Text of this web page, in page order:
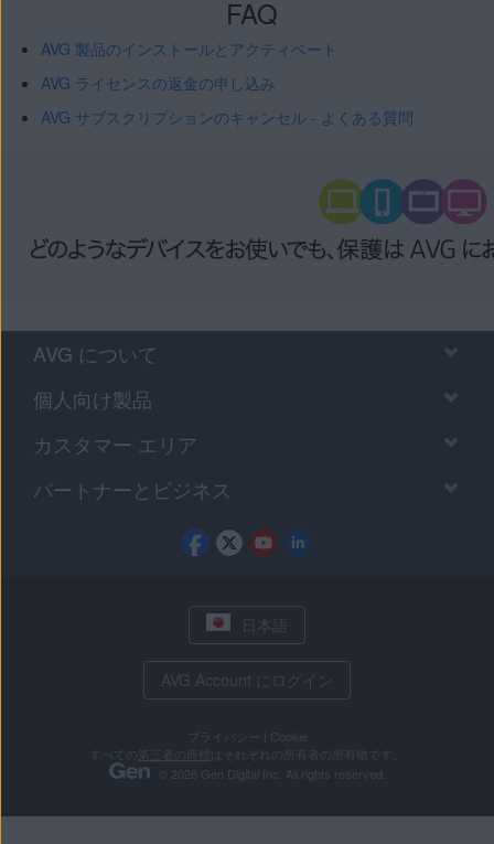
FAQ
AVG 製品のインストールとアクティベート
AVG ライセンスの返金の申し込み
AVG サブスクリプションのキャンセル - よくある質問
AVG について
個人向け製品
カスタマー エリア
パートナーとビジネス
日本語
AVG Account にログイン
プライバシー
Cookie
第三者の商標
はそれぞれの所有者の所有物です。
© 2026 Gen Digital Inc. All rights reserved.